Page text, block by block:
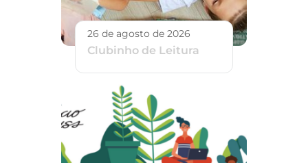
26 de agosto de 2026
Clubinho de Leitura